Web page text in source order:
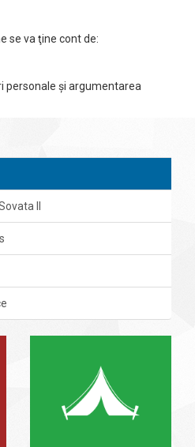
se va ţine cont de:
personale și argumentarea
II